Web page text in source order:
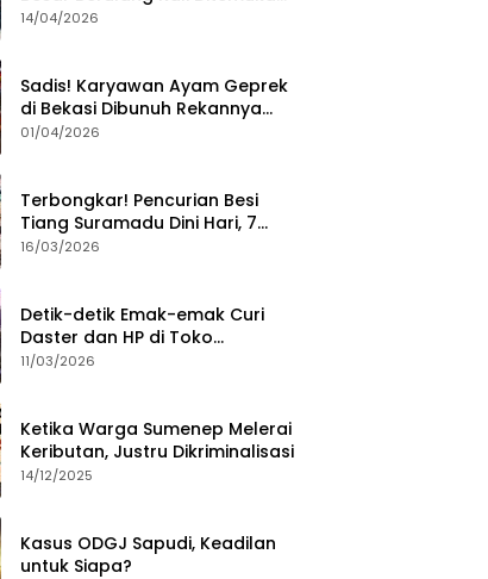
di Wilayah Kepulauan
14/04/2026
Sadis! Karyawan Ayam Geprek
di Bekasi Dibunuh Rekannya
karena Tolak Diajak Merampok
01/04/2026
Terbongkar! Pencurian Besi
Tiang Suramadu Dini Hari, 7
ABK Ditangkap Polisi
16/03/2026
Detik-detik Emak-emak Curi
Daster dan HP di Toko
Sumenep, Aksi Terekam CCTV
11/03/2026
Ketika Warga Sumenep Melerai
Keributan, Justru Dikriminalisasi
14/12/2025
Kasus ODGJ Sapudi, Keadilan
untuk Siapa?